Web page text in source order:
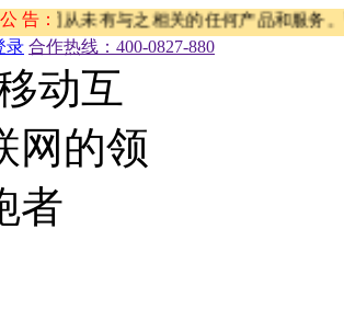
公 告： 与之相关的任何产品和服务。
录 合作热线：‭400-0827-880